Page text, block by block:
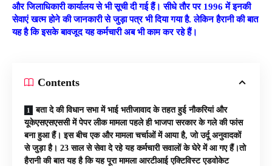
और जिलाधिकारी कार्यालय से भी सूची दी गई हैं। सीधे तौर पर 1996 में इनकी
सेवाएं खत्म होने की जानकारी से जुड़ा पत्र भी दिया गया है. लेकिन हैरानी की बात
यह है कि इसके बावजूद यह कर्मचारी अब भी काम कर रहे हैं।
Contents
बता दे की विधान सभा में भाई भतीजावाद के तहत हुई नौकरियां और
यूकेएसएसएससी में पेपर लीक मामला पहले ही भाजपा सरकार के गले की फांस
बना हुआ हैं। इस बीच एक और मामला चर्चाओं में आया है, जो उर्दू अनुवादकों
से जुड़ा है। 23 साल से सेवा दे रहे यह कर्मचारी सवालों के घेरे में आ गए हैं।तो
हैरानी की बात यह है कि यह पूरा मामला आरटीआई एक्टिविस्ट एडवोकेट